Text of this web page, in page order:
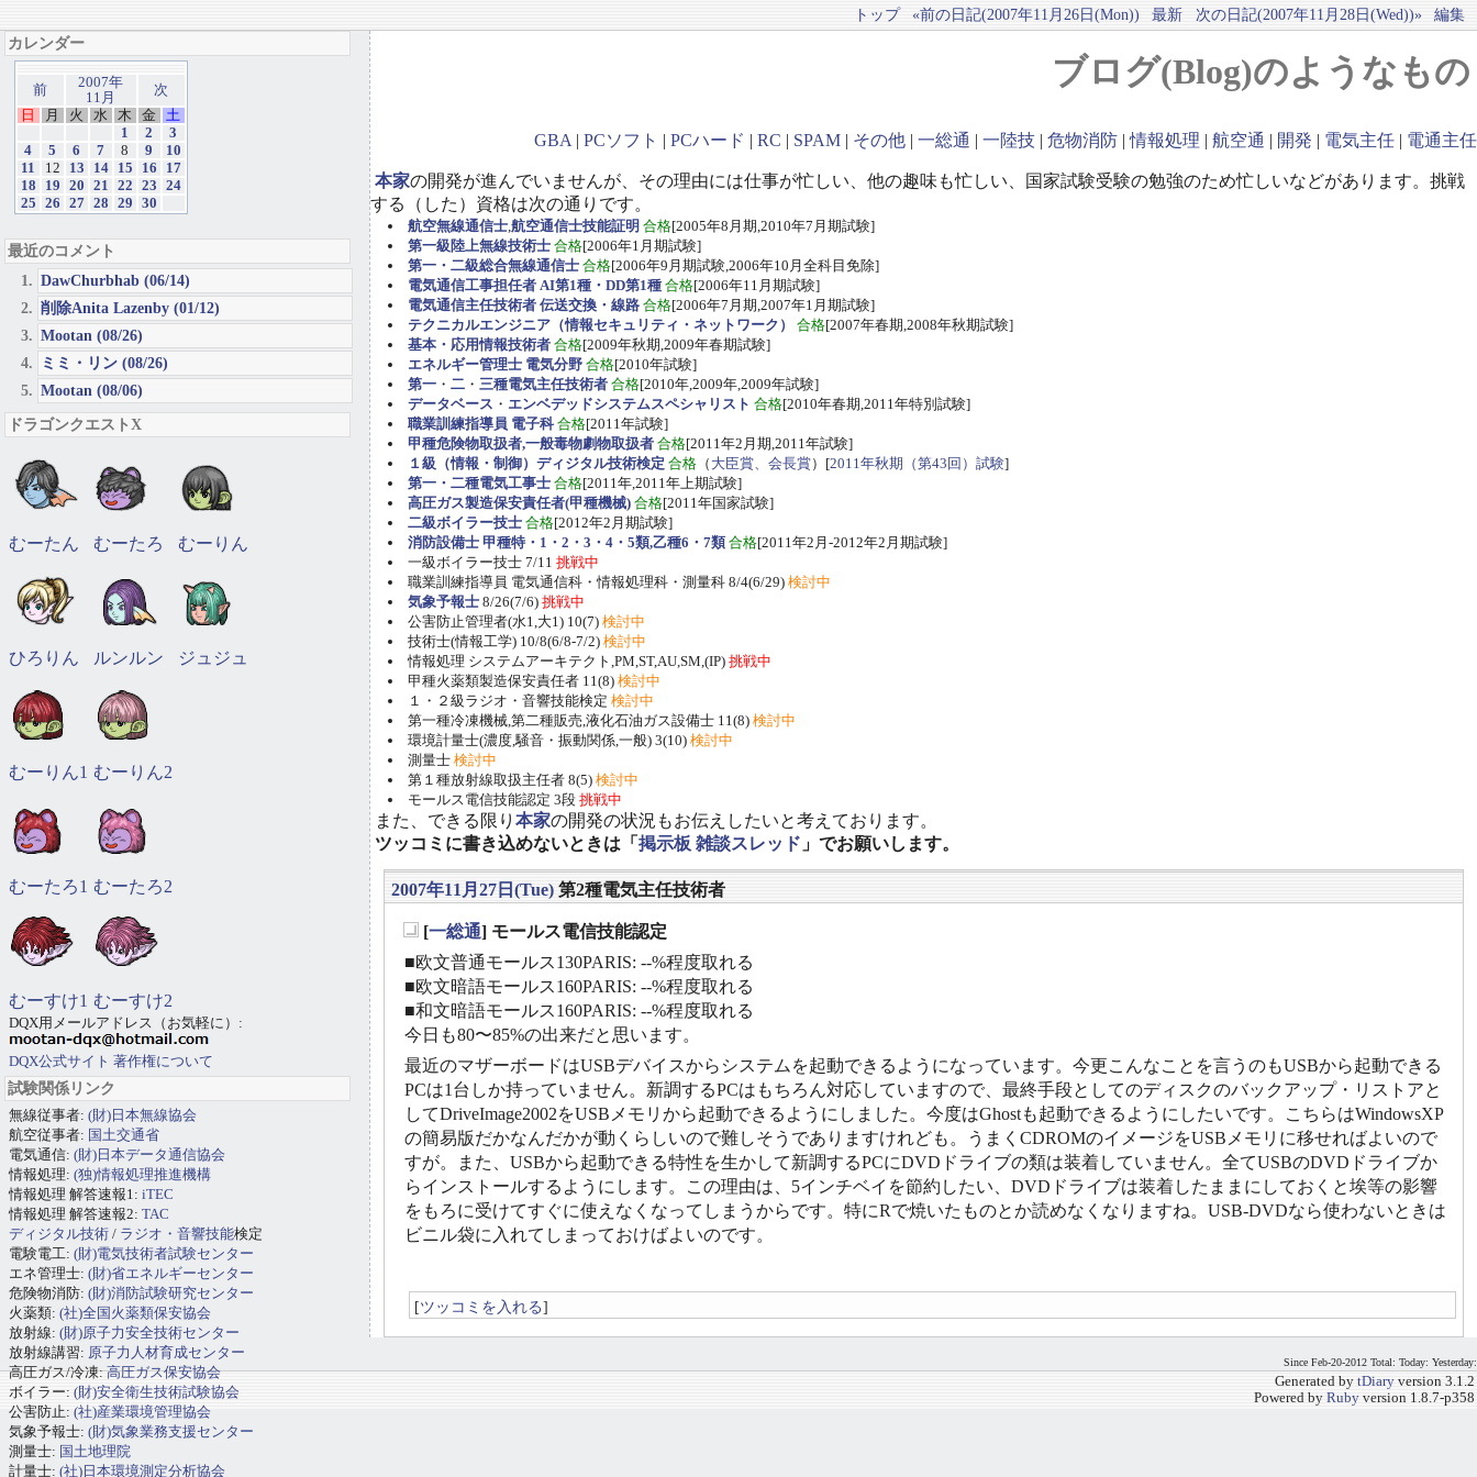
トップ «前の日記(2007年11月26日(Mon)) 最新 次の日記(2007年11月28日(Wed))» 編集
ブログ(Blog)のようなもの
GBA | PCソフト | PCハード | RC | SPAM | その他 | 一総通 | 一陸技 | 危物消防 |情報処理 | 航空通 | 開発 | 電気主任 | 電通主任
本家の開発が進んでいませんが、その理由には仕事が忙しい、他の趣味も忙しい、国家試験受験の勉強のため忙しいなどがあります。挑戦
する（した）資格は次の通りです。
航空無線通信士,航空通信士技能証明 合格[2005年8月期,2010年7月期試験]
第一級陸上無線技術士 合格[2006年1月期試験]
第一・二級総合無線通信士 合格[2006年9月期試験,2006年10月全科目免除]
電気通信工事担任者 AI第1種・DD第1種 合格[2006年11月期試験]
電気通信主任技術者 伝送交換・線路 合格[2006年7月期,2007年1月期試験]
テクニカルエンジニア（情報セキュリティ・ネットワーク）
合格[2007年春期,2008年秋期試験]
基本・応用情報技術者 合格[2009年秋期,2009年春期試験]
エネルギー管理士 電気分野 合格[2010年試験]
第一 ・ 二 ・ 三種電気主任技術者 合格[2010年,2009年,2009年試験]
データベース ・ エンベデッドシステムスペシャリスト 合格[2010年春期,2011年特別試験]
職業訓練指導員 電子科 合格[2011年試験]
甲種危険物取扱者,一般毒物劇物取扱者 合格[2011年2月期,2011年試験]
１級（情報・制御）ディジタル技術検定 合格 （ 大臣賞、会長賞）[2011年秋期（第43回）試験]
第一・二種電気工事士 合格[2011年,2011年上期試験]
高圧ガス製造保安責任者(甲種機械) 合格[2011年国家試験]
二級ボイラー技士 合格[2012年2月期試験]
消防設備士 甲種特・1・2・3・4・5類,乙種6・7類 合格[2011年2月-2012年2月期試験]
一級ボイラー技士 7/11 挑戦中
職業訓練指導員 電気通信科・情報処理科・測量科 8/4(6/29) 検討中
気象予報士 8/26(7/6) 挑戦中
公害防止管理者(水1,大1) 10(7) 検討中
技術士(情報工学) 10/8(6/8-7/2) 検討中
情報処理 システムアーキテクト,PM,ST,AU,SM,(IP) 挑戦中
甲種火薬類製造保安責任者 11(8) 検討中
１・２級ラジオ・音響技能検定 検討中
第一種冷凍機械,第二種販売,液化石油ガス設備士 11(8) 検討中
環境計量士(濃度,騒音・振動関係,一般) 3(10) 検討中
測量士 検討中
第１種放射線取扱主任者 8(5) 検討中
モールス電信技能認定 3段 挑戦中
また、できる限り 本家の開発の状況もお伝えしたいと考えております。
ツッコミに書き込めないときは「 掲示板 雑談スレッド 」でお願いします。
2007年11月27日(Tue) 第2種電気主任技術者
[一総通] モールス電信技能認定
■欧文普通モールス130PARIS: --%程度取れる
■欧文暗語モールス160PARIS: --%程度取れる
■和文暗語モールス160PARIS: --%程度取れる
今日も80〜85%の出来だと思います。
最近のマザーボードはUSBデバイスからシステムを起動できるようになっています。今更こんなことを言うのもUSBから起動できる
PCは1台しか持っていません。新調するPCはもちろん対応していますので、最終手段としてのディスクのバックアップ・リストアと
してDriveImage2002をUSBメモリから起動できるようにしました。今度はGhostも起動できるようにしたいです。こちらはWindowsXP
の簡易版だかなんだかが動くらしいので難しそうでありますけれども。うまくCDROMのイメージをUSBメモリに移せればよいので
すが。また、USBから起動できる特性を生かして新調するPCにDVDドライブの類は装着していません。全てUSBのDVDドライブか
らインストールするようにします。この理由は、5インチベイを節約したい、DVDドライブは装着したままにしておくと埃等の影響
をもろに受けてすぐに使えなくなってしまうからです。特にRで焼いたものとか読めなくなりますね。USB-DVDなら使わないときは
ビニル袋に入れてしまっておけばよいのです。
[ツッコミを入れる]
カレンダー
前
2007年
11月
次
日
月 火 水 木 金
土
1
2
3
4
5 6 7 8 9
10
11
12 13 14 15 16
17
18
19 20 21 22 23
24
25
26 27 28 29 30
最近のコメント
DawChurbhab (06/14)
削除Anita Lazenby (01/12)
Mootan (08/26)
ミミ・リン (08/26)
Mootan (08/06)
ドラゴンクエストX
むーたん むーたろ むーりん
ひろりん ルンルン ジュジュ
むーりん1 むーりん2
むーたろ1 むーたろ2
むーすけ1 むーすけ2
DQX用メールアドレス（お気軽に）:
DQX公式サイト 著作権について
試験関係リンク
無線従事者: (財)日本無線協会
航空従事者: 国土交通省
電気通信: (財)日本データ通信協会
情報処理: (独)情報処理推進機構
情報処理 解答速報1: iTEC
情報処理 解答速報2: TAC
ディジタル技術 / ラジオ・音響技能検定
電験電工: (財)電気技術者試験センター
エネ管理士: (財)省エネルギーセンター
危険物消防: (財)消防試験研究センター
火薬類: (社)全国火薬類保安協会
放射線: (財)原子力安全技術センター
放射線講習: 原子力人材育成センター
高圧ガス/冷凍:高圧ガス保安協会
ボイラー: (財)安全衛生技術試験協会
公害防止: (社)産業環境管理協会
気象予報士: (財)気象業務支援センター
測量士: 国土地理院
計量士: (社)日本環境測定分析協会
Since Feb-20-2012 Total: Today: Yesterday:
Generated by tDiary version 3.1.2
Powered by Ruby version 1.8.7-p358